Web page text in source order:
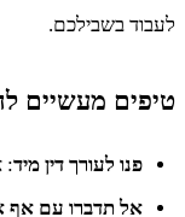
לעבוד בשבילכם.
טיפים מעשיים
פנו לעורך דין מיד:
אל תדברו עם אף